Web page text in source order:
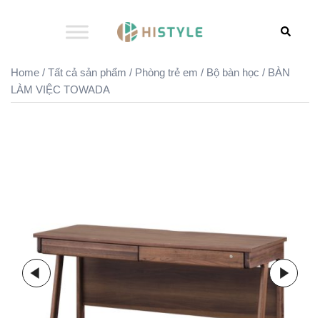
Search
Home / Tất cả sản phẩm / Phòng trẻ em / Bộ bàn học / BÀN
LÀM VIỆC TOWADA